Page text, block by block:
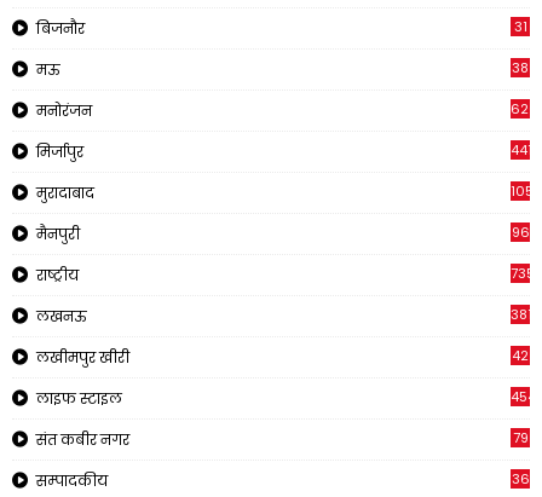
बिजनौर 31
मऊ 38
मनोरंजन 620
मिर्जापुर 441
मुरादाबाद 1057
मैनपुरी 96
राष्ट्रीय 7353
लखनऊ 3816
लखीमपुर खीरी 42
लाइफ स्टाइल 454
संत कबीर नगर 79
सम्पादकीय 36